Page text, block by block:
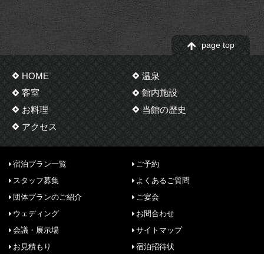
page top
HOME
温泉
客室
館内施設
お料理
当館の歴史
アクセス
宿泊プラン一覧
ご予約
スタッフ募集
よくあるご質問
団体プランのご紹介
ご宴会
ウェディング
お問合わせ
会議・展示場
サイトマップ
お見積もり
宿泊招待状